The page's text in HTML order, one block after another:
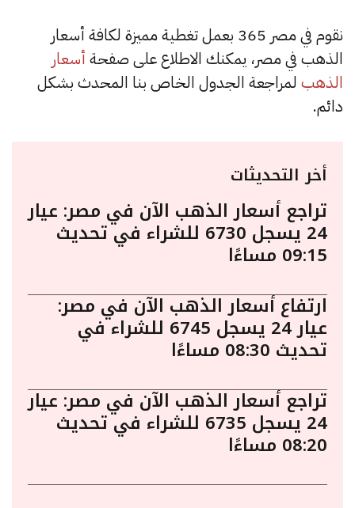
نقوم في مصر 365 بعمل تغطية مميزة لكافة أسعار
الذهب في مصر، يمكنك الاطلاع على صفحة أسعار
الذهب لمراجعة الجدول الخاص بنا المحدث بشكل
دائم.
أخر التحديثات
تراجع أسعار الذهب الآن في مصر: عيار
24 يسجل 6730 للشراء في تحديث
09:15 مساءًا
ارتفاع أسعار الذهب الآن في مصر:
عيار 24 يسجل 6745 للشراء في
تحديث 08:30 مساءًا
تراجع أسعار الذهب الآن في مصر: عيار
24 يسجل 6735 للشراء في تحديث
08:20 مساءًا